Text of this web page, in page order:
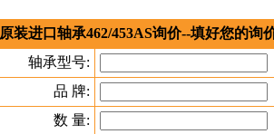
原装进口轴承462/453AS询价--填好您的询
轴承型号:
品 牌:
数 量: